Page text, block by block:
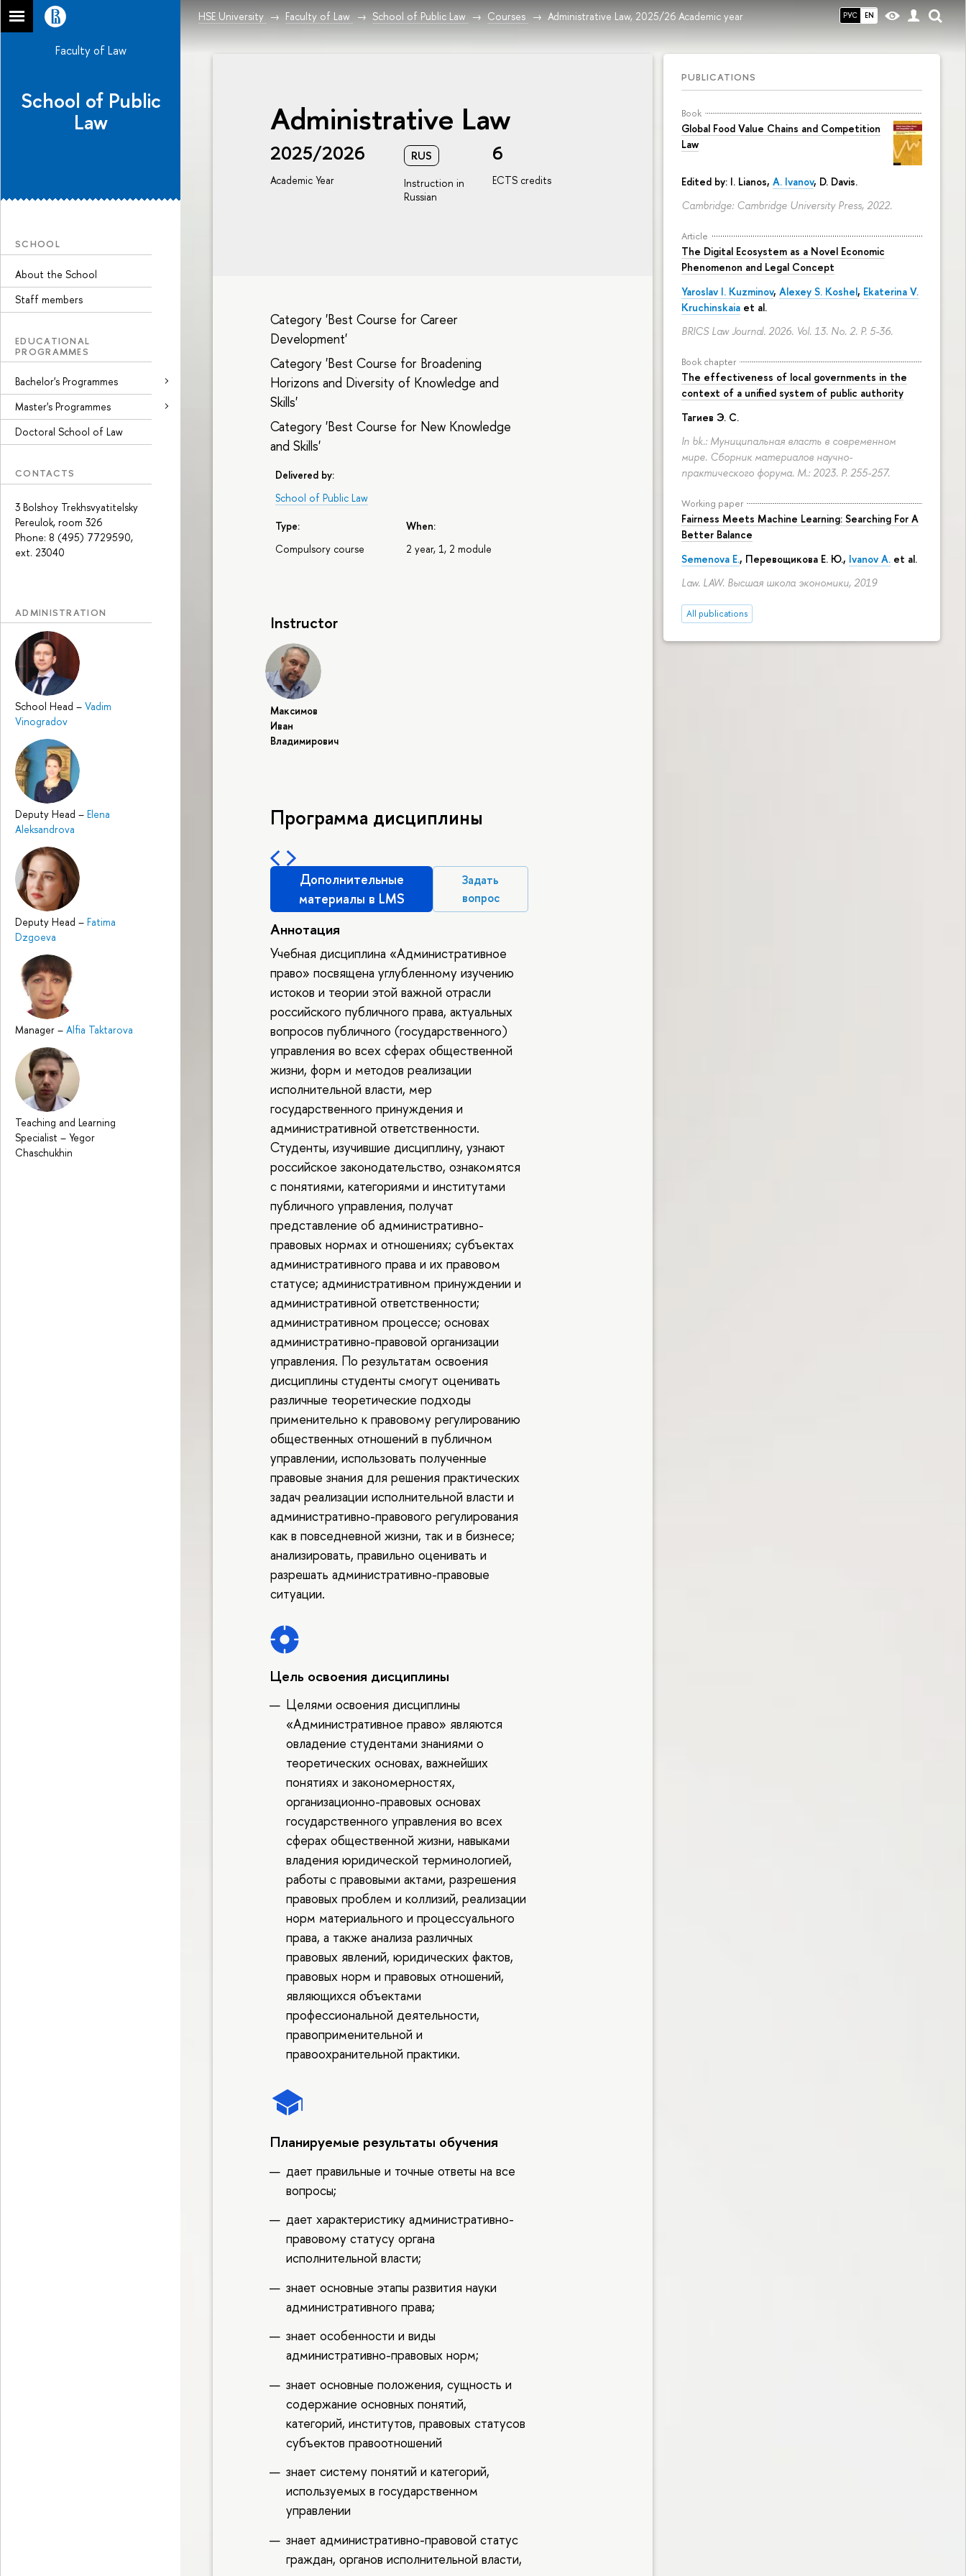
РУС EN
HSE University Faculty of Law School of Public Law Courses Administrative Law, 2025/26 Academic year
Faculty of Law
School of Public
Law
SCHOOL
About the School
Staff members
EDUCATIONAL
PROGRAMMES
Bachelor's Programmes
Master's Programmes
Doctoral School of Law
CONTACTS
3 Bolshoy Trekhsvyatitelsky
Pereulok, room 326
Phone: 8 (495) 7729590,
ext. 23040
ADMINISTRATION
School Head – Vadim
Vinogradov
Deputy Head – Elena
Aleksandrova
Deputy Head – Fatima
Dzgoeva
Manager – Alfia Taktarova
Teaching and Learning
Specialist – Yegor
Chaschukhin
PUBLICATIONS
Book
Global Food Value Chains and Competition
Law
Edited by: I. Lianos, A. Ivanov, D. Davis.
Cambridge: Cambridge University Press, 2022.
Article
The Digital Ecosystem as a Novel Economic
Phenomenon and Legal Concept
Yaroslav I. Kuzminov, Alexey S. Koshel, Ekaterina V.
Kruchinskaia et al.
BRICS Law Journal. 2026. Vol. 13. No. 2. P. 5-36.
Book chapter
The effectiveness of local governments in the
context of a unified system of public authority
Тагиев Э. С.
In bk.: Муниципальная власть в современном
мире. Сборник материалов научно-
практического форума. M.: 2023. P. 255-257.
Working paper
Fairness Meets Machine Learning: Searching For A
Better Balance
Semenova E., Перевощикова Е. Ю., Ivanov A. et al.
Law. LAW. Высшая школа экономики, 2019
All publications
Administrative Law
2025/2026
Academic Year
RUS
Instruction in
Russian
6
ECTS credits
Category 'Best Course for Career
Development'
Category 'Best Course for Broadening
Horizons and Diversity of Knowledge and
Skills'
Category 'Best Course for New Knowledge
and Skills'
Delivered by:
School of Public Law
Type:
Compulsory course
When:
2 year, 1, 2 module
Instructor
Максимов
Иван
Владимирович
Программа дисциплины
Дополнительные
материалы в LMS
Задать
вопрос
Аннотация
Учебная дисциплина «Административное
право» посвящена углубленному изучению
истоков и теории этой важной отрасли
российского публичного права, актуальных
вопросов публичного (государственного)
управления во всех сферах общественной
жизни, форм и методов реализации
исполнительной власти, мер
государственного принуждения и
административной ответственности.
Студенты, изучившие дисциплину, узнают
российское законодательство, ознакомятся
с понятиями, категориями и институтами
публичного управления, получат
представление об административно-
правовых нормах и отношениях; субъектах
административного права и их правовом
статусе; административном принуждении и
административной ответственности;
административном процессе; основах
административно-правовой организации
управления. По результатам освоения
дисциплины студенты смогут оценивать
различные теоретические подходы
применительно к правовому регулированию
общественных отношений в публичном
управлении, использовать полученные
правовые знания для решения практических
задач реализации исполнительной власти и
административно-правового регулирования
как в повседневной жизни, так и в бизнесе;
анализировать, правильно оценивать и
разрешать административно-правовые
ситуации.
Цель освоения дисциплины
Целями освоения дисциплины
«Административное право» являются
овладение студентами знаниями о
теоретических основах, важнейших
понятиях и закономерностях,
организационно-правовых основах
государственного управления во всех
сферах общественной жизни, навыками
владения юридической терминологией,
работы с правовыми актами, разрешения
правовых проблем и коллизий, реализации
норм материального и процессуального
права, а также анализа различных
правовых явлений, юридических фактов,
правовых норм и правовых отношений,
являющихся объектами
профессиональной деятельности,
правоприменительной и
правоохранительной практики.
Планируемые результаты обучения
дает правильные и точные ответы на все
вопросы;
дает характеристику административно-
правовому статусу органа
исполнительной власти;
знает основные этапы развития науки
административного права;
знает особенности и виды
административно-правовых норм;
знает основные положения, сущность и
содержание основных понятий,
категорий, институтов, правовых статусов
субъектов правоотношений
знает систему понятий и категорий,
используемых в государственном
управлении
знает административно-правовой статус
граждан, органов исполнительной власти,